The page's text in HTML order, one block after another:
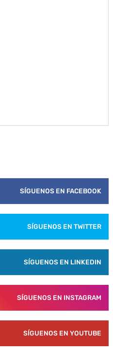
SÍGUENOS EN FACEBOOK
SÍGUENOS EN TWITTER
SÍGUENOS EN LINKEDIN
SÍGUENOS EN INSTAGRAM
SÍGUENOS EN YOUTUBE